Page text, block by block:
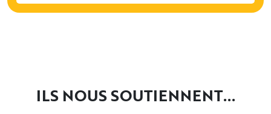
ILS NOUS SOUTIENNENT...